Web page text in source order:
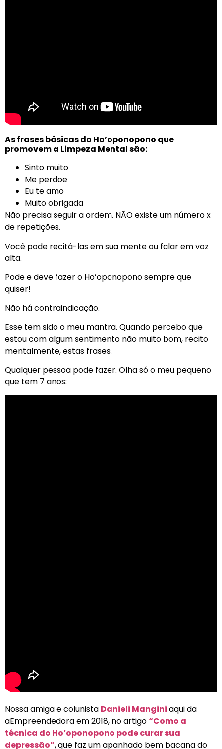
As frases básicas do Ho’oponopono que
promovem a Limpeza Mental são:
Sinto muito
Me perdoe
Eu te amo
Muito obrigada
Não precisa seguir a ordem. NÃO existe um número x
de repetições.
Você pode recitá-las em sua mente ou falar em voz
alta.
Pode e deve fazer o Ho’oponopono sempre que
quiser!
Não há contraindicação.
Esse tem sido o meu mantra. Quando percebo que
estou com algum sentimento não muito bom, recito
mentalmente, estas frases.
Qualquer pessoa pode fazer. Olha só o meu pequeno
que tem 7 anos:
Nossa amiga e colunista Danieli Mangini aqui da
aEmpreendedora em 2018, no artigo“Como a
técnica do Ho’oponopono pode curar sua
depressão”, que faz um apanhado bem bacana do